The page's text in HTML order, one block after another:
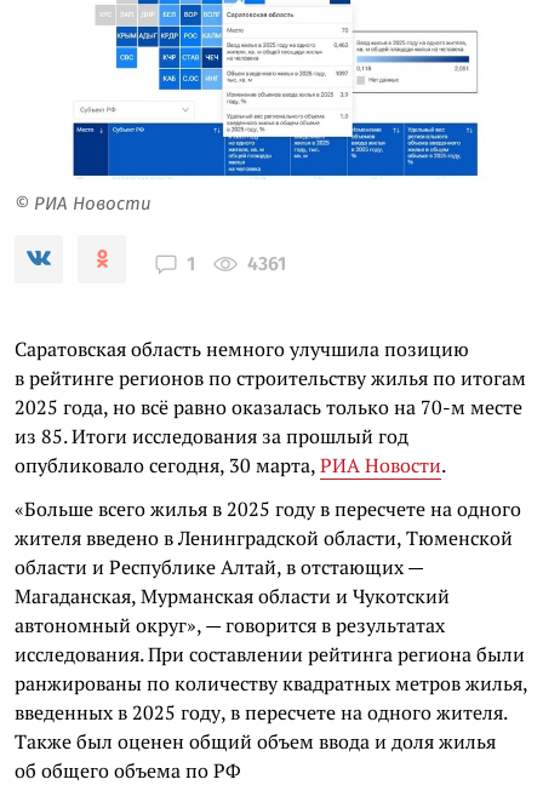
© РИА Новости
1 4361
Саратовская область немного улучшила позицию
в рейтинге регионов по строительству жилья по итогам
2025 года, но всё равно оказалась только на 70-м месте
из 85. Итоги исследования за прошлый год
опубликовало сегодня, 30 марта,РИА Новости.
«Больше всего жилья в 2025 году в пересчете на одного
жителя введено в Ленинградской области, Тюменской
области и Республике Алтай, в отстающих —
Магаданская, Мурманская области и Чукотский
автономный округ», — говорится в результатах
исследования. При составлении рейтинга региона были
ранжированы по количеству квадратных метров жилья,
введенных в 2025 году, в пересчете на одного жителя.
Также был оценен общий объем ввода и доля жилья
об общего объема по РФ